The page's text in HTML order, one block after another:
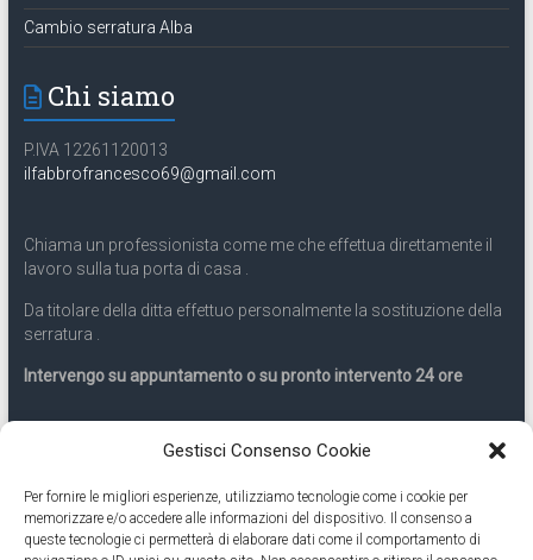
Gestisci Consenso Cookie
Per fornire le migliori esperienze, utilizziamo tecnologie come i cookie per
memorizzare e/o accedere alle informazioni del dispositivo. Il consenso a
queste tecnologie ci permetterà di elaborare dati come il comportamento di
Cambio serratura Alba
Chi siamo
P.IVA 12261120013
ilfabbrofrancesco69@gmail.com
Chiama un professionista come me che effettua direttamente il
lavoro sulla tua porta di casa .
Da titolare della ditta effettuo personalmente la sostituzione della
serratura .
Intervengo su appuntamento o su pronto intervento 24 ore
Servizio 24 ore
Cell331.9899963